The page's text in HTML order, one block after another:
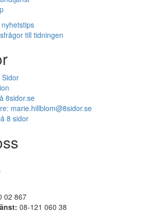
till tidningen
8sidor.se
marie.hillblom@8sidor.se
8 sidor
02 867
08-121 060 38